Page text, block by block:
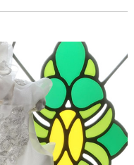
バラのベビードレ
カートのベビード
ーフのポーチ＆ク